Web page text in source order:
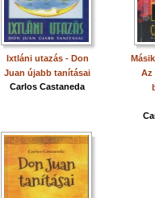
Ixtláni utazás - Don
Juan újabb tanításai
Carlos Castaneda
Az